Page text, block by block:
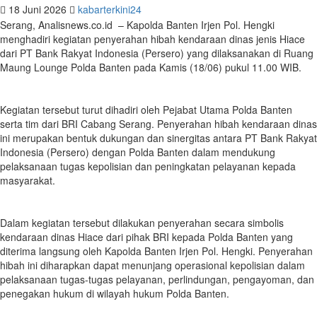
18 Juni 2026
kabarterkini24
Serang, Analisnews.co.id – Kapolda Banten Irjen Pol. Hengki
menghadiri kegiatan penyerahan hibah kendaraan dinas jenis Hiace
dari PT Bank Rakyat Indonesia (Persero) yang dilaksanakan di Ruang
Maung Lounge Polda Banten pada Kamis (18/06) pukul 11.00 WIB.
Kegiatan tersebut turut dihadiri oleh Pejabat Utama Polda Banten
serta tim dari BRI Cabang Serang. Penyerahan hibah kendaraan dinas
ini merupakan bentuk dukungan dan sinergitas antara PT Bank Rakyat
Indonesia (Persero) dengan Polda Banten dalam mendukung
pelaksanaan tugas kepolisian dan peningkatan pelayanan kepada
masyarakat.
Dalam kegiatan tersebut dilakukan penyerahan secara simbolis
kendaraan dinas Hiace dari pihak BRI kepada Polda Banten yang
diterima langsung oleh Kapolda Banten Irjen Pol. Hengki. Penyerahan
hibah ini diharapkan dapat menunjang operasional kepolisian dalam
pelaksanaan tugas-tugas pelayanan, perlindungan, pengayoman, dan
penegakan hukum di wilayah hukum Polda Banten.